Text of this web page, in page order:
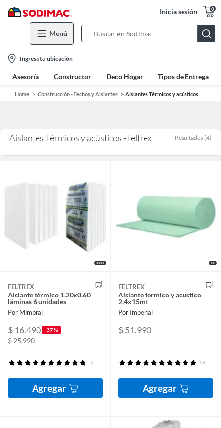
Inicia sesión 0
Menú
Bar
location-
icon
Ingresa tu ubicación
Asesoría Constructor Deco Hogar Tipos de Entrega
Home Construcción - Techos y Aislantes Aislantes Térmicos y acústicos
Aislantes Térmicos y acústicos - feltrex Resultados (4)
FELTREX
Aislante térmico 1.20x0.60
láminas 6 unidades
Por Mimbral
$ 16.490 -37%
$ 25.990
(3)
Agregar
FELTREX
Aislante termico y acustico
2,4x15mt
Por Imperial
$ 51.990
(3)
Agregar